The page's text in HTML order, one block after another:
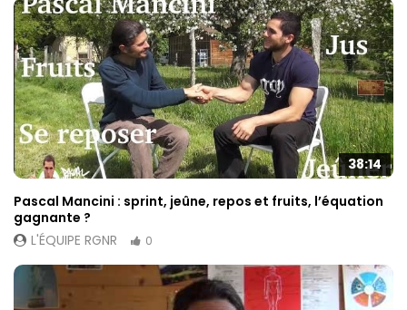
38:14
Pascal Mancini : sprint, jeûne, repos et fruits, l’équation
gagnante ?
L'ÉQUIPE RGNR
0